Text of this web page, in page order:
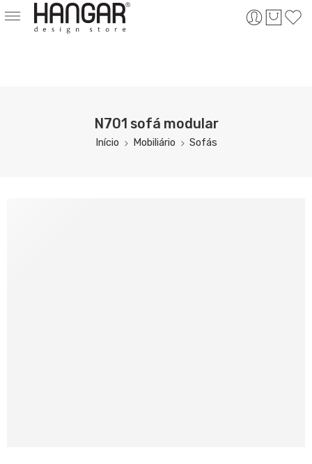
N701 sofá modular
Início Mobiliário Sofás